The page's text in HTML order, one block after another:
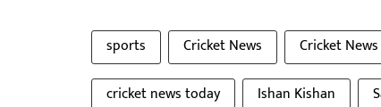
sports Cricket News Cricket
cricket news today
Ishan Kishan